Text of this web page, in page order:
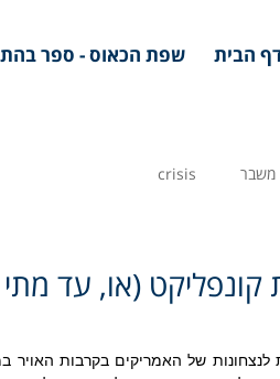
הבית שפת הכאוס - ספר
משבר crisis
קונפליקט (או, עד